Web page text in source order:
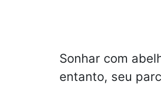
Sonhar com
entanto, seu